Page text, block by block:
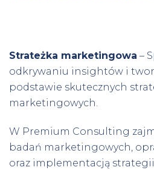
Strateżka marketingowa –
odkrywaniu insightów i
podstawie skutecznych
marketingowych.
W Premium Consulting
badań marketingowych,
oraz implementacją